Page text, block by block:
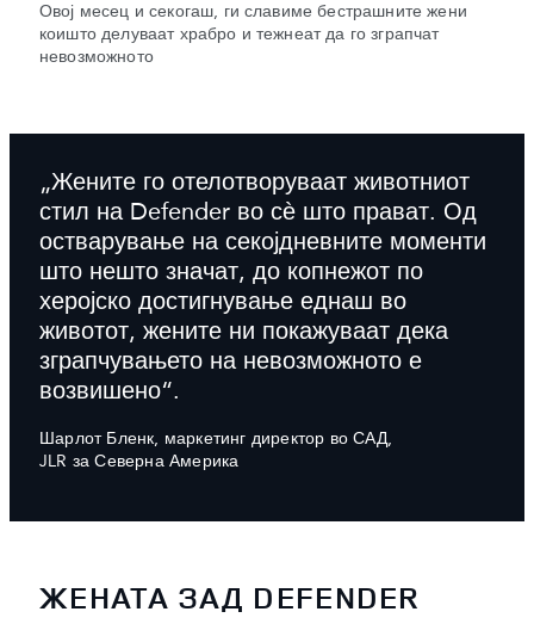
Овој месец и секогаш, ги славиме бестрашните жени
коишто делуваат храбро и тежнеат да го зграпчат
невозможното
„Жените го отелотворуваат животниот
стил на Defender во сѐ што прават. Од
остварување на секојдневните моменти
што нешто значат, до копнежот по
херојско достигнување еднаш во
животот, жените ни покажуваат дека
зграпчувањето на невозможното е
возвишено“.
Шарлот Бленк, маркетинг директор во САД,
JLR за Северна Америка
ЖЕНАТА ЗАД DEFENDER